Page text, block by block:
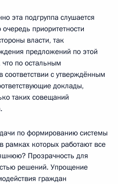
эта подгруппа слушается
приоритетности
власти, так
предложений по этой
по остальным
с утверждённым
доклады,
таких совещаний
по формированию системы
рамках которых работают все
Прозрачность для
решений. Упрощение
граждан